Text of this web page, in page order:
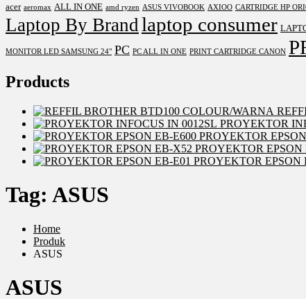
acer aeromax ALL IN ONE amd ryzen ASUS VIVOBOOK AXIOO CARTRIDGE HP
Laptop By Brand laptop consumer
MONITOR LED SAMSUNG 24" PC PC ALL IN ONE PRINT CARTRIDGE CANON
Products
PROYEKTOR
PROYEKTOR
PROYEKTOR EPSON
PROYEKTOR EPSON
Tag: ASUS
Home
Produk
ASUS
ASUS